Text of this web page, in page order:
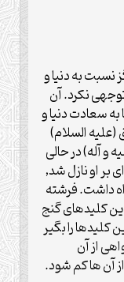
به دنيا و
نكرد. آن
سعادت دنيا و
السلام)
و آله) در حالى
بر او نازل شد,
داشت. فرشته
كليدهاى گنج
كليدها را بگير
از آن
آن ها كم شود.